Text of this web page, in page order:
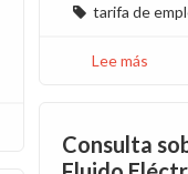
tarifa de
Lee más
Consulta